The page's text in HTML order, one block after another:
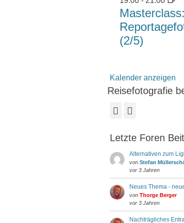
Masterclass:
(2/5)
Kalender anzeigen
Reisefotografie
Facebook
Letzte Foren
Alternativen zum
von Stefan
vor 3 Jahren
Neues Thema -
von Thorge Berger
vor 3 Jahren
Nachträgliches